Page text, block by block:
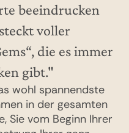
beeindrucken
voller
die es immer
gibt."
wohl spannendste
in der gesamten
Sie vom Beginn Ihrer